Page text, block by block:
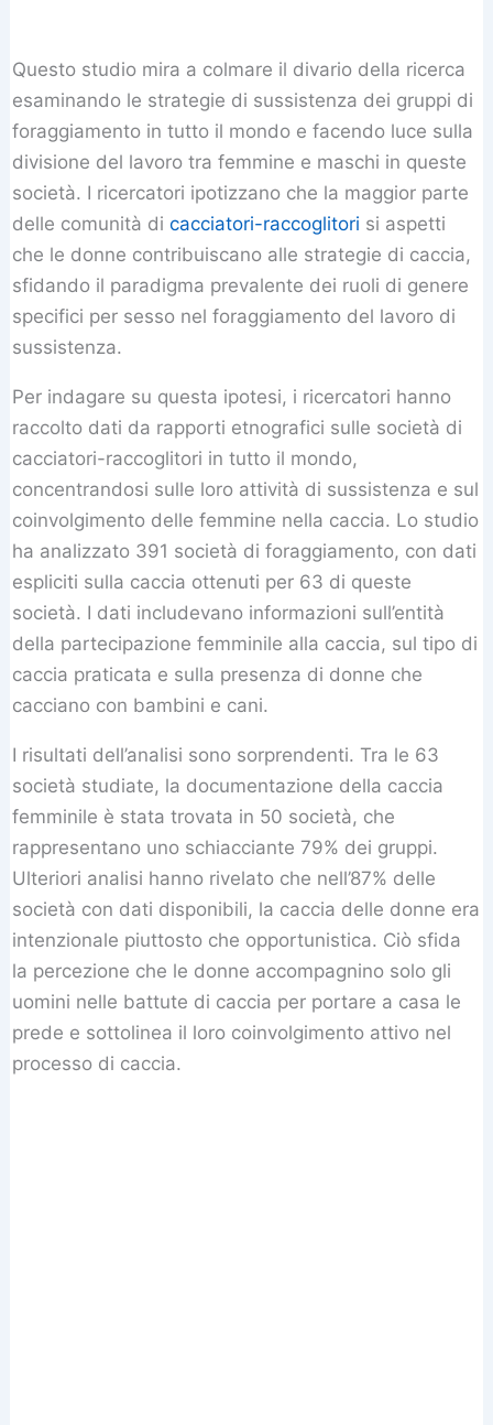
Questo studio mira a colmare il divario della ricerca
esaminando le strategie di sussistenza dei gruppi di
foraggiamento in tutto il mondo e facendo luce sulla
divisione del lavoro tra femmine e maschi in queste
società. I ricercatori ipotizzano che la maggior parte
delle comunità dicacciatori-raccoglitori si aspetti
che le donne contribuiscano alle strategie di caccia,
sfidando il paradigma prevalente dei ruoli di genere
specifici per sesso nel foraggiamento del lavoro di
sussistenza.
Per indagare su questa ipotesi, i ricercatori hanno
raccolto dati da rapporti etnografici sulle società di
cacciatori-raccoglitori in tutto il mondo,
concentrandosi sulle loro attività di sussistenza e sul
coinvolgimento delle femmine nella caccia. Lo studio
ha analizzato 391 società di foraggiamento, con dati
espliciti sulla caccia ottenuti per 63 di queste
società. I dati includevano informazioni sull’entità
della partecipazione femminile alla caccia, sul tipo di
caccia praticata e sulla presenza di donne che
cacciano con bambini e cani.
I risultati dell’analisi sono sorprendenti. Tra le 63
società studiate, la documentazione della caccia
femminile è stata trovata in 50 società, che
rappresentano uno schiacciante 79% dei gruppi.
Ulteriori analisi hanno rivelato che nell’87% delle
società con dati disponibili, la caccia delle donne era
intenzionale piuttosto che opportunistica. Ciò sfida
la percezione che le donne accompagnino solo gli
uomini nelle battute di caccia per portare a casa le
prede e sottolinea il loro coinvolgimento attivo nel
processo di caccia.